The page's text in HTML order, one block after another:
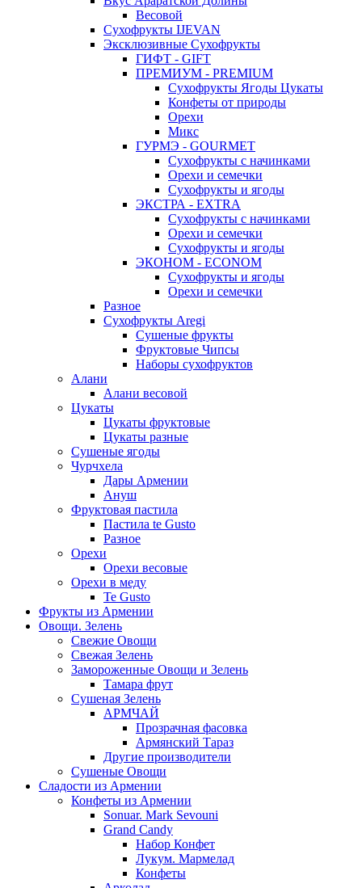
Весовой
Сухофрукты IJEVAN
Эксклюзивные Сухофрукты
ГИФТ - GIFT
ПРЕМИУМ - PREMIUM
Сухофрукты Ягоды Цукаты
Конфеты от природы
Орехи
Микс
ГУРМЭ - GOURMET
Сухофрукты с начинками
Орехи и семечки
Сухофрукты и ягоды
ЭКСТРА - EXTRA
Сухофрукты с начинками
Орехи и семечки
Сухофрукты и ягоды
ЭКОНОМ - ECONOM
Сухофрукты и ягоды
Орехи и семечки
Разное
Сухофрукты Aregi
Сушеные фрукты
Фруктовые Чипсы
Наборы сухофруктов
Алани
Алани весовой
Цукаты
Цукаты фруктовые
Цукаты разные
Сушеные ягоды
Чурчхела
Дары Армении
Ануш
Фруктовая пастила
Пастила te Gusto
Разное
Орехи
Орехи весовые
Орехи в меду
Te Gusto
Фрукты из Армении
Овощи. Зелень
Свежие Овощи
Свежая Зелень
Замороженные Овощи и Зелень
Тамара фрут
Сушеная Зелень
АРМЧАЙ
Прозрачная фасовка
Армянский Тараз
Другие производители
Сушеные Овощи
Сладости из Армении
Конфеты из Армении
Sonuar. Mark Sevouni
Grand Candy
Набор Конфет
Лукум. Мармелад
Конфеты